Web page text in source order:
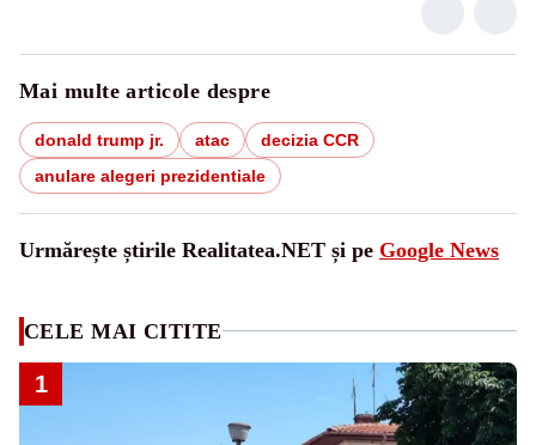
Mai multe articole despre
donald trump jr. atac
decizia CCR
anulare alegeri prezidentiale
Urmărește știrile Realitatea.NET și pe Google News
CELE MAI CITITE
1